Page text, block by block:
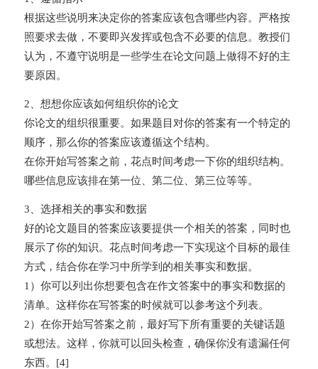
根据这些说明来决定你的答案应该包含哪些内容。严格按
照要求去做，不要即兴发挥或包含不必要的信息。教授们
认为，不遵守说明是一些学生在论文问题上做得不好的主
要原因。
2、想想你应该如何组织你的论文
你论文的组织很重要。如果题目对你的答案有一个特定的
顺序，那么你的答案应该遵循这个结构。
在你开始写答案之前，花点时间考虑一下你的组织结构。
哪些信息应该排在第一位、第二位、第三位等等。
3、选择相关的事实和数据
好的论文题目的答案应该要提供一个相关的答案，同时也
展示了你的知识。花点时间考虑一下实现这个目标的最佳
方式，结合你在学习中所学到的相关事实和数据。
1）你可以列出你想要包含在作文答案中的事实和数据的
清单。这样你在写答案的时候就可以参考这个列表。
2）在你开始写答案之前，最好写下所有重要的关键话题
或想法。这样，你就可以回头检查，确保你没有遗漏任何
东西。[4]